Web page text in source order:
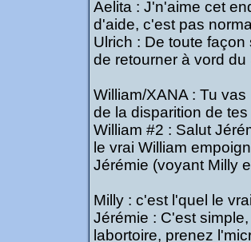
Aelita : J'n'aime cet
d'aide, c'est pas
Ulrich : De toute
de retourner à vord du
William/XANA : Tu
de la disparition de tes
William #2 : Salut
le vrai William
Jérémie (voyant Milly
Milly : c'est l'quel le
Jérémie : C'est
labortoire, prenez